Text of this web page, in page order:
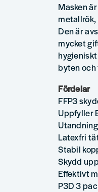
Masken
metallrök,
Den är
mycket
byten
Fördelar
FFP3
Uppfyller
Latexfri
Stabil
Skydd
Effektivt
P3D 3